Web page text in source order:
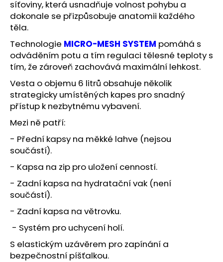
síťoviny, která usnadňuje volnost pohybu a
dokonale se přizpůsobuje anatomii každého
těla.
Technologie MICRO-MESH SYSTEM pomáhá s
odváděním potu a tím regulaci tělesné teploty s
tím, že zároveň zachovává maximální lehkost.
Vesta o objemu 6 litrů obsahuje několik
strategicky umístěných kapes pro snadný
přístup k nezbytnému vybavení.
Mezi ně patří:
- Přední kapsy na měkké lahve (nejsou
součástí).
- Kapsa na zip pro uložení cenností.
- Zadní kapsa na hydratační vak (není
součástí).
- Zadní kapsa na větrovku.
- Systém pro uchycení holí.
S elastickým uzávěrem pro zapínání a
bezpečnostní píšťalkou.
BĚŽECKÁ
BUNDA
RONHILL
JACKET
899
Kč
1
200
Kč